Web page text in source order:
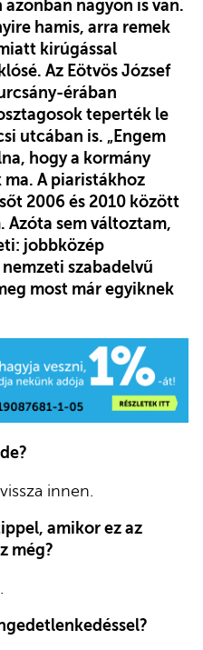
nagyon is van.
hamis, arra remek
kirúgással
Az Eötvös József
érában
teperték le
utcában is. „Engem
hogy a kormány
A piaristákhoz
2006 és 2010 között
Azóta sem változtam,
jobbközép
szabadelvű
most már egyiknek
innen.
amikor ez az
még?